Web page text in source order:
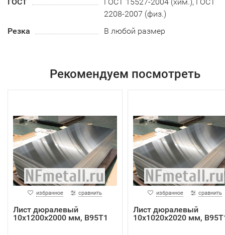
2208-2007 (физ.)
Резка
В любой размер
Рекомендуем посмотреть
избранное сравнить
Лист дюралевый
10x1200x2000 мм, В95Т1
избранное сравнить
Лист дюралевый
10x1020x2020 мм,